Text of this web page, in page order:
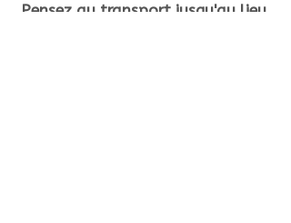
Pensez au transport jusqu'au lieu